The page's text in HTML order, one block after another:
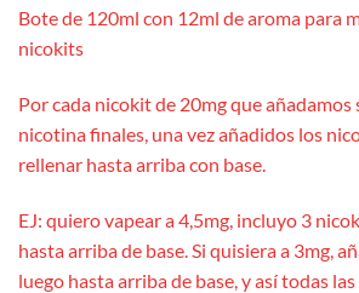
Bote de 120ml con 12ml de aroma para
nicokits
Por cada nicokit de 20mg que añadamos
nicotina finales, una vez añadidos los
rellenar hasta arriba con base.
EJ: quiero vapear a 4,5mg, incluyo 3
hasta arriba de base. Si quisiera a 3mg,
luego hasta arriba de base, y así todas